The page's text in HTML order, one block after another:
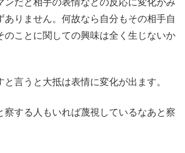
ンだと相手の表情などの反応に変化がみ
ありません。何故なら自分もその相手自
のことに関しての興味は全く生じないか
と言うと大抵は表情に変化が出ます。
察する人もいれば蔑視しているなあと察